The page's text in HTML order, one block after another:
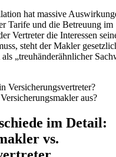
hat massive
Tarife und die Betreuung im
Vertreter die Interessen
steht der Makler
„treuhänderähnlicher
Versicherungsvertreter?
aus?
im Detail:
vs.